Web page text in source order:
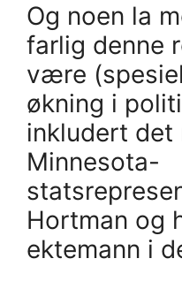
Og noen la
farlig denne
være
økning i
inkludert det
Minnesota-
Hortman og
ektemann i